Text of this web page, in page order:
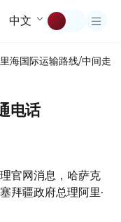
中文
海国际运输路线/中间走廊
电话
官网消息，哈萨克
拜疆政府总理阿里·